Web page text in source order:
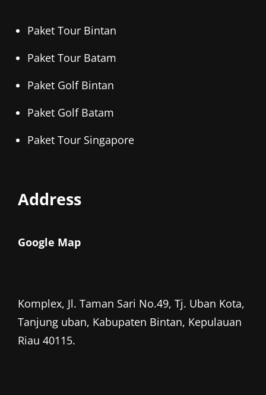
Paket Tour Bintan
Paket Tour Batam
Paket Golf Bintan
Paket Golf Batam
Paket Tour Singapore
Address
Google Map
Komplex, Jl. Taman Sari No.49, Tj. Uban Kota,
Tanjung uban, Kabupaten Bintan, Kepulauan
Riau 40115.